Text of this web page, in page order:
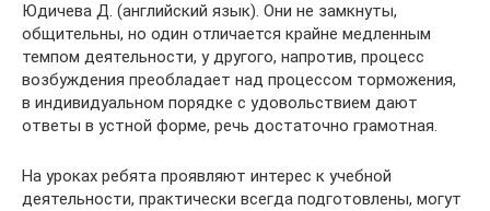
Юдичева Д. (английский язык). Они не замкнуты,
общительны, но один отличается крайне медленным
темпом деятельности, у другого, напротив, процесс
возбуждения преобладает над процессом торможения,
в индивидуальном порядке с удовольствием дают
ответы в устной форме, речь достаточно грамотная.
На уроках ребята проявляют интерес к учебной
деятельности, практически всегда подготовлены, могут